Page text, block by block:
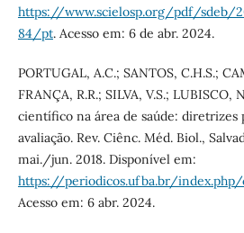
https://www.scielosp.org/pdf/sdeb/
84/pt. Acesso em: 6 de abr. 2024.
PORTUGAL, A.C.; SANTOS, C.H.S.;
FRANÇA, R.R.; SILVA, V.S.; LUBISCO,
científico na área de saúde: diretrizes
avaliação. Rev. Ciênc. Méd. Biol.,
mai./jun. 2018. Disponível em:
https://periodicos.ufba.br/
Acesso em: 6 abr. 2024.